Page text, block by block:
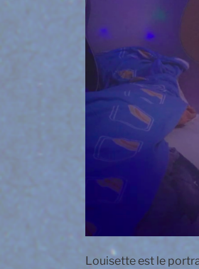
Louisette est le